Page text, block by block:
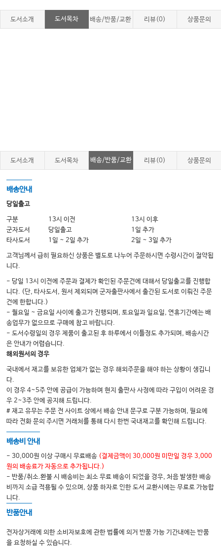
도서소개 도서목차 배송/반품/교환 리뷰(0) 상품문의
도서소개 도서목차 배송/반품/교환 리뷰(0) 상품문의
배송안내
당일출고
구분 13시 이전
13시 이후
군자도서
당일출고
1일 추가
타사도서
1일 ~ 2일 추가 2일 ~ 3일 추가
고객님께서 급히 필요하신 상품은 별도로 나누어 주문하시면 수령시간이 절약됩
니다.
- 당일 13시 이전에 주문과 결제가 확인된 주문건에 대해서 당일출고를 진행합
니다. (단, 타사도서, 원서 제외되며 군자출판사에서 출간된 도서로 이뤄진 주문
건에 한합니다.)
- 월요일 ~ 금요일 사이에 출고가 진행되며, 토요일과 일요일, 연휴기간에는 배
송업무가 없으므로 구매에 참고 바랍니다.
- 도서수령일의 경우 제품이 출고된 후 하루에서 이틀정도 추가되며, 배송시간
은 안내가 어렵습니다.
해외원서의 경우
국내에서 재고를 보유한 업체가 없는 경우 해외주문을 해야 하는 상황이 생깁니
다.
이 경우 4~5주 안에 공급이 가능하며 현지 출판사 사정에 따라 구입이 어려운 경
우 2~3주 안에 공지해 드립니다.
# 재고 유무는 주문 전 사이트 상에서 배송 안내 문구로 구분 가능하며, 필요에
따라 전화 문의 주시면 거래처를 통해 다시 한번 국내재고를 확인해 드립니다.
배송비 안내
- 30,000원 이상 구매시 무료배송 (결제금액이 30,000원 미만일 경우 3,000
원의 배송료가 자동으로 추가됩니다.)
- 반품/취소.환불 시 배송비는 최소 무료 배송이 되었을 경우, 처음 발생한 배송
비까지 소급 적용될 수 있으며, 상품 하자로 인한 도서 교환시에는 무료로 가능합
니다.
반품안내
전자상거래에 의한 소비자보호에 관한 법률에 의거 반품 가능 기간내에는 반품
을 요청하실 수 있습니다.